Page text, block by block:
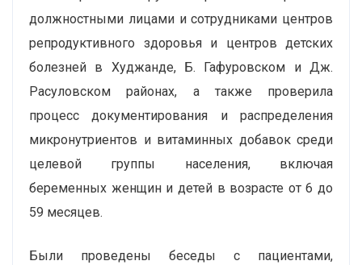
должностными лицами и сотрудниками центров
репродуктивного здоровья и центров детских
болезней в Худжанде, Б. Гафуровском и Дж.
Расуловском районах, а также проверила
процесс документирования и распределения
микронутриентов и витаминных добавок среди
целевой группы населения, включая
беременных женщин и детей в возрасте от 6 до
59 месяцев.
Были проведены беседы с пациентами,